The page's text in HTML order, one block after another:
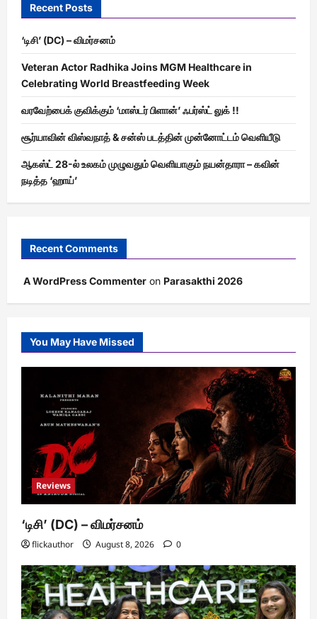
Recent Posts
‘டிசி’ (DC) – விமர்சனம்
Veteran Actor Radhika Joins MGM Healthcare in
Celebrating World Breastfeeding Week
வரவேற்பைக் குவிக்கும் ‘மாஸ்டர் பிளான்’ ஃபர்ஸ்ட் லுக் !!
சூர்யாவின் விஸ்வநாத் & சன்ஸ் படத்தின் முன்னோட்டம் வெளியீடு
ஆகஸ்ட் 28-ல் உலகம் முழுவதும் வெளியாகும் நயன்தாரா – கவின்
நடித்த ‘ஹாய்’
Recent Comments
A WordPress Commenter on Parasakthi 2026
You May Have Missed
Reviews
‘டிசி’ (DC) – விமர்சனம்
flickauthor August 8, 2026 0